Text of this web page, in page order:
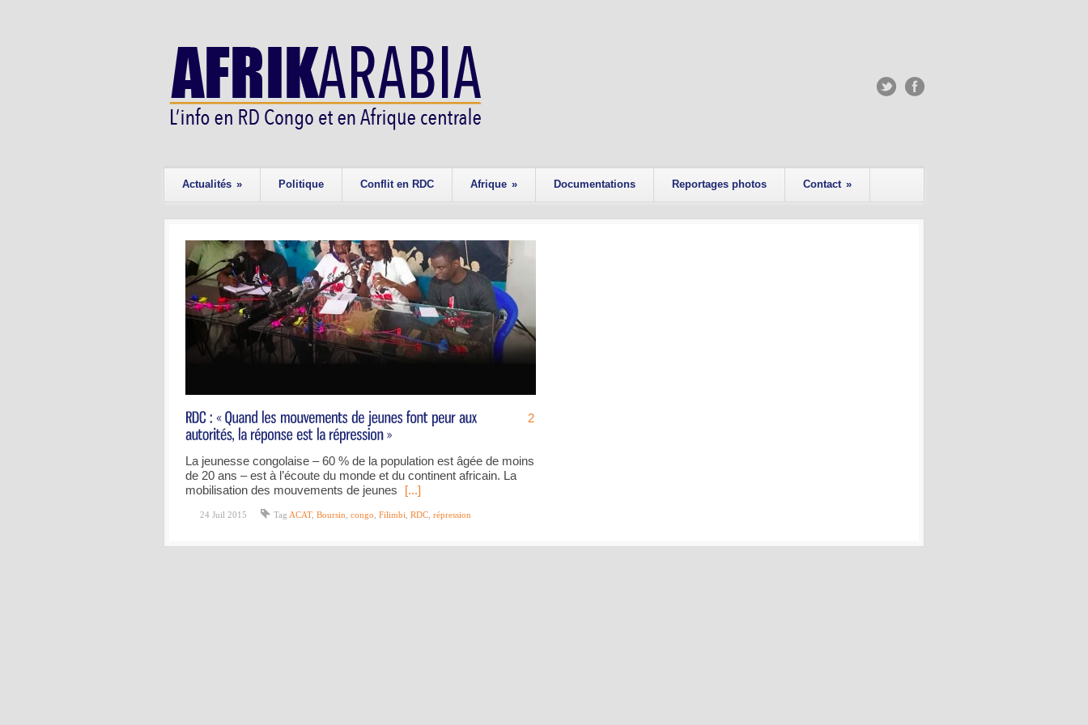
Actualités » Politique Conflit en RDC Afrique » Documentations Reportages photos Contact »
2
La jeunesse congolaise – 60 % de la population est âgée de moins
de 20 ans – est à l’écoute du monde et du continent africain. La
mobilisation des mouvements de jeunes
[...]
24 Juil 2015 Tag ACAT, Boursin congo Filimbi RDC répression